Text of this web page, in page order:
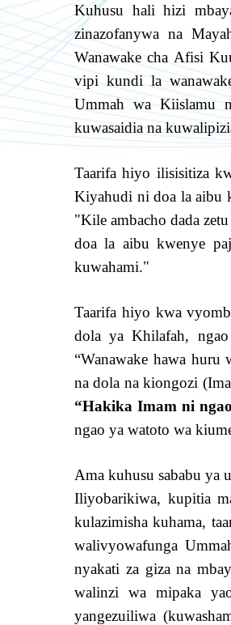
Kuhusu hali hizi
zinazofanywa na
Wanawake cha Afisi
vipi kundi la
Ummah wa Kiislamu
kuwasaidia na
Taarifa hiyo ilisisitiza
Kiyahudi ni doa la aibu
"Kile ambacho dada
doa la aibu kwenye
kuwahami."
Taarifa hiyo kwa
dola ya Khilafah,
“Wanawake hawa
na dola na kiongozi
“Hakika Imam ni
ngao ya watoto wa
Ama kuhusu sababu ya
Iliyobarikiwa, kupitia
kulazimisha kuhama,
walivyowafunga
nyakati za giza na
walinzi wa mipaka
yangezuiliwa